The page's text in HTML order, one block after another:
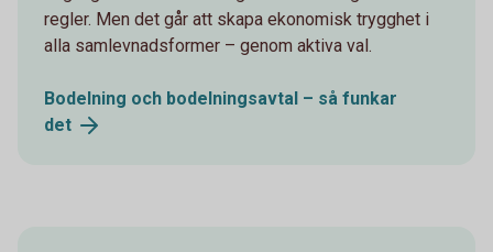
regler. Men det går att skapa ekonomisk trygghet i
alla samlevnadsformer – genom aktiva val.
Bodelning och bodelningsavtal – så funkar
det